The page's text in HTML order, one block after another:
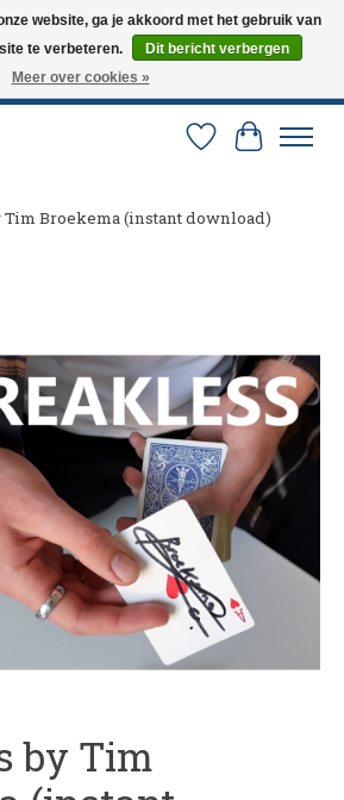
Snelle verzending via PostNL en DHL.
Bel of mail om een afspraak te maken. 0251-
Verlanglijst
Tim Broekema (instant download)
by Tim
website, ga je akkoord met het gebruik van
te verbeteren.
Dit bericht verbergen
Meer over cookies »